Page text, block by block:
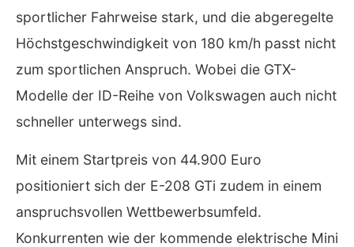
sportlicher Fahrweise stark, und die abgeregelte
Höchstgeschwindigkeit von 180 km/h passt nicht
zum sportlichen Anspruch. Wobei die GTX-
Modelle der ID-Reihe von Volkswagen auch nicht
schneller unterwegs sind.
Mit einem Startpreis von 44.900 Euro
positioniert sich der E-208 GTi zudem in einem
anspruchsvollen Wettbewerbsumfeld.
Konkurrenten wie der kommende elektrische Mini